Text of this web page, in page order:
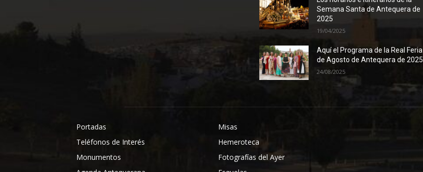
Semana Santa de Antequera de
2025
19/04/2025
Aquí el Programa de la Real Feria
de Agosto de Antequera de 2025
24/08/2025
Portadas
Teléfonos de Interés
Monumentos
Misas
Hemeroteca
Fotografías del Ayer